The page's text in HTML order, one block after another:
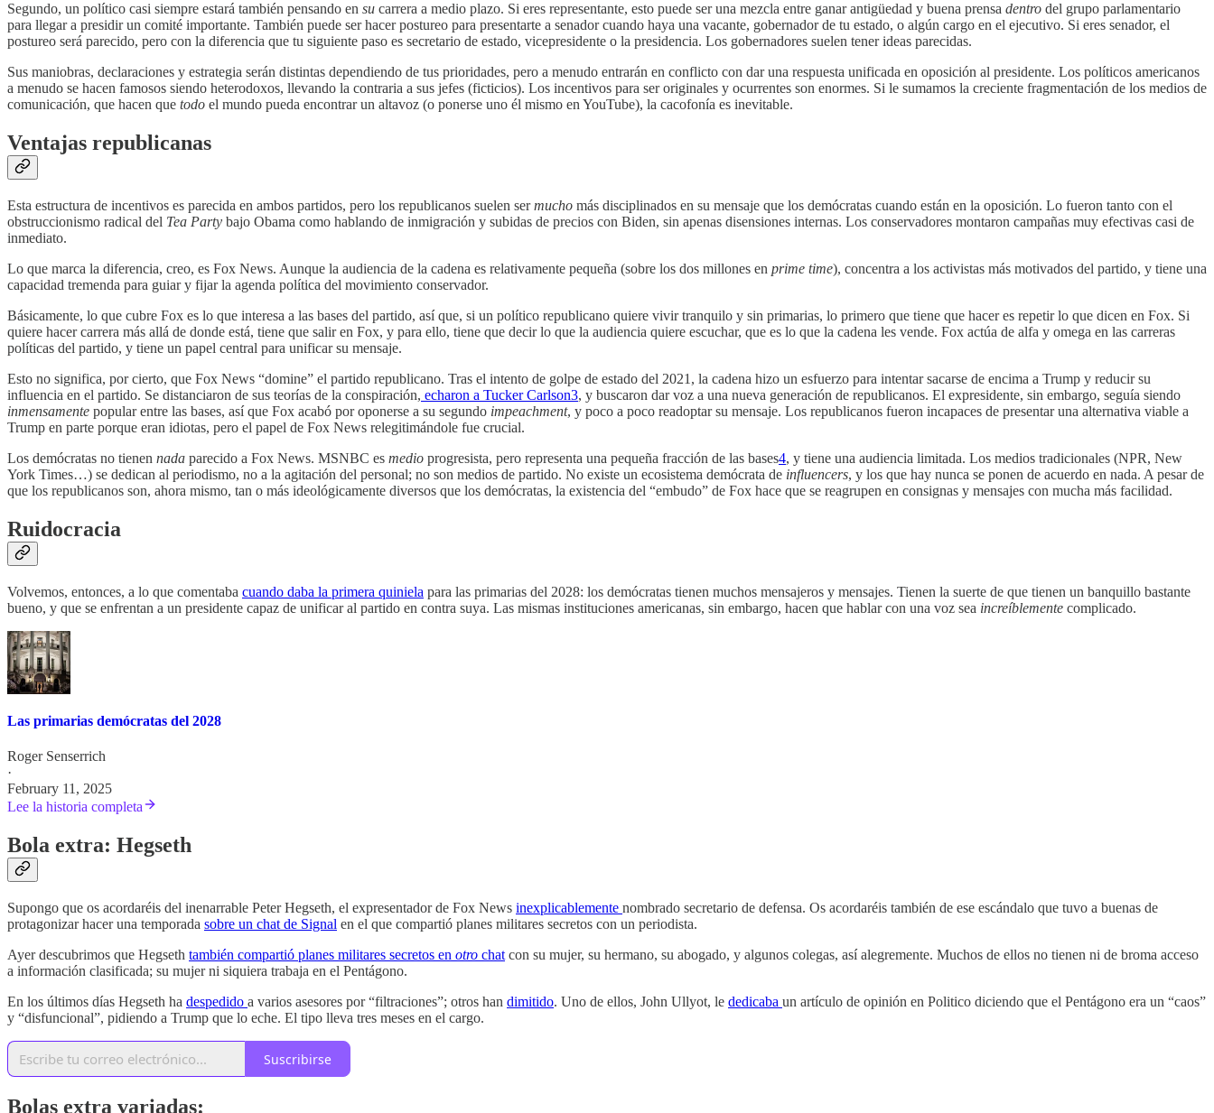
Segundo, un político casi siempre estará también pensando en su carrera a medio plazo. Si eres representante, esto puede ser una mezcla entre ganar antigüedad y buena prensa dentro del grupo parlamentario
para llegar a presidir un comité importante. También puede ser hacer postureo para presentarte a senador cuando haya una vacante, gobernador de tu estado, o algún cargo en el ejecutivo. Si eres senador, el
postureo será parecido, pero con la diferencia que tu siguiente paso es secretario de estado, vicepresidente o la presidencia. Los gobernadores suelen tener ideas parecidas.
Sus maniobras, declaraciones y estrategia serán distintas dependiendo de tus prioridades, pero a menudo entrarán en conflicto con dar una respuesta unificada en oposición al presidente. Los políticos americanos
a menudo se hacen famosos siendo heterodoxos, llevando la contraria a sus jefes (ficticios). Los incentivos para ser originales y ocurrentes son enormes. Si le sumamos la creciente fragmentación de los medios de
comunicación, que hacen que todo el mundo pueda encontrar un altavoz (o ponerse uno él mismo en YouTube), la cacofonía es inevitable.
Ventajas republicanas
Esta estructura de incentivos es parecida en ambos partidos, pero los republicanos suelen sermucho más disciplinados en su mensaje que los demócratas cuando están en la oposición. Lo fueron tanto con el
obstruccionismo radical del Tea Party bajo Obama como hablando de inmigración y subidas de precios con Biden, sin apenas disensiones internas. Los conservadores montaron campañas muy efectivas casi de
inmediato.
Lo que marca la diferencia, creo, es Fox News. Aunque la audiencia de la cadena es relativamente pequeña (sobre los dos millones en prime time), concentra a los activistas más motivados del partido, y tiene una
capacidad tremenda para guiar y fijar la agenda política del movimiento conservador.
Básicamente, lo que cubre Fox es lo que interesa a las bases del partido, así que, si un político republicano quiere vivir tranquilo y sin primarias, lo primero que tiene que hacer es repetir lo que dicen en Fox. Si
quiere hacer carrera más allá de donde está, tiene que salir en Fox, y para ello, tiene que decir lo que la audiencia quiere escuchar, que es lo que la cadena les vende. Fox actúa de alfa y omega en las carreras
políticas del partido, y tiene un papel central para unificar su mensaje.
Esto no significa, por cierto, que Fox News “domine” el partido republicano. Tras el intento de golpe de estado del 2021, la cadena hizo un esfuerzo para intentar sacarse de encima a Trump y reducir su
influencia en el partido. Se distanciaron de sus teorías de la conspiración, echaron a Tucker Carlson3, y buscaron dar voz a una nueva generación de republicanos. El expresidente, sin embargo, seguía siendo
inmensamente popular entre las bases, así que Fox acabó por oponerse a su segundo impeachment, y poco a poco readoptar su mensaje. Los republicanos fueron incapaces de presentar una alternativa viable a
Trump en parte porque eran idiotas, pero el papel de Fox News relegitimándole fue crucial.
Los demócratas no tienen nada parecido a Fox News. MSNBC es medio progresista, pero representa una pequeña fracción de las bases4, y tiene una audiencia limitada. Los medios tradicionales (NPR, New
York Times…) se dedican al periodismo, no a la agitación del personal; no son medios de partido. No existe un ecosistema demócrata de influencers, y los que hay nunca se ponen de acuerdo en nada. A pesar de
que los republicanos son, ahora mismo, tan o más ideológicamente diversos que los demócratas, la existencia del “embudo” de Fox hace que se reagrupen en consignas y mensajes con mucha más facilidad.
Ruidocracia
Volvemos, entonces, a lo que comentaba cuando daba la primera quiniela para las primarias del 2028: los demócratas tienen muchos mensajeros y mensajes. Tienen la suerte de que tienen un banquillo bastante
bueno, y que se enfrentan a un presidente capaz de unificar al partido en contra suya. Las mismas instituciones americanas, sin embargo, hacen que hablar con una voz sea increíblemente complicado.
Las primarias demócratas del 2028
Roger Senserrich
·
February 11, 2025
Lee la historia completa
Bola extra: Hegseth
Supongo que os acordaréis del inenarrable Peter Hegseth, el expresentador de Fox News inexplicablemente nombrado secretario de defensa. Os acordaréis también de ese escándalo que tuvo a buenas de
protagonizar hacer una temporada sobre un chat de Signal en el que compartió planes militares secretos con un periodista.
Ayer descubrimos que Hegseth también compartió planes militares secretos en otro chat con su mujer, su hermano, su abogado, y algunos colegas, así alegremente. Muchos de ellos no tienen ni de broma acceso
a información clasificada; su mujer ni siquiera trabaja en el Pentágono.
En los últimos días Hegseth ha despedido a varios asesores por “filtraciones”; otros han dimitido. Uno de ellos, John Ullyot, le dedicaba un artículo de opinión en Politico diciendo que el Pentágono era un “caos”
y “disfuncional”, pidiendo a Trump que lo eche. El tipo lleva tres meses en el cargo.
Suscribirse
Bolas extra variadas: